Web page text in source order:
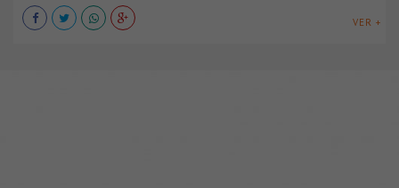
VER +